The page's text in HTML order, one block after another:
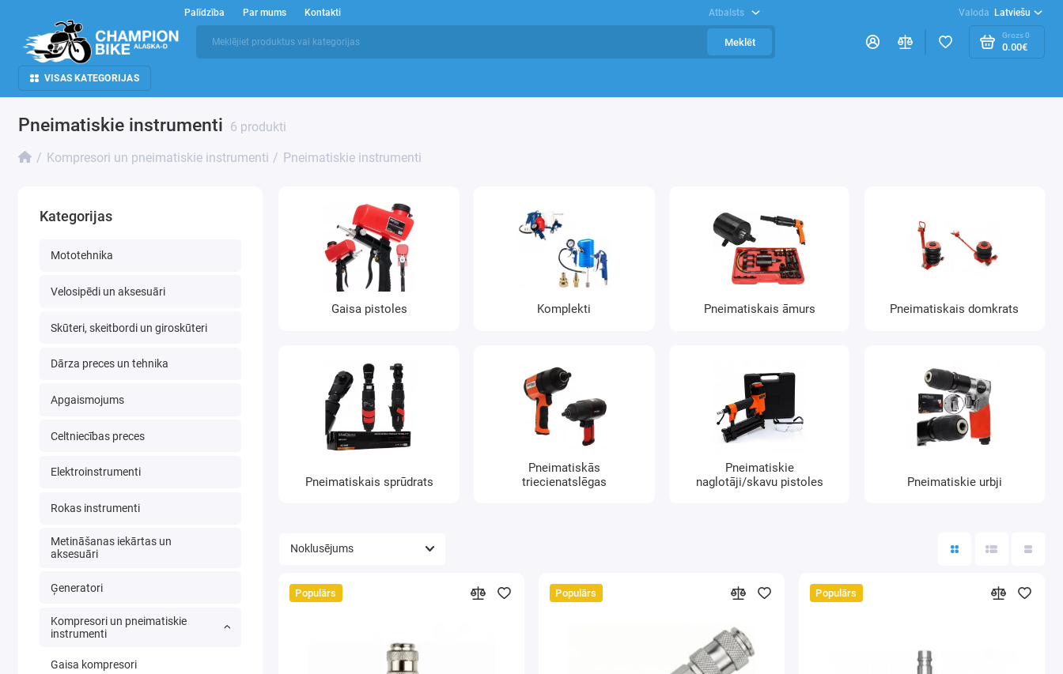
Palīdzība Par mums Kontakti Atbalsts Valoda Latviešu
Meklēt
Grozs0
0.00€
VISAS KATEGORIJAS
Pneimatiskie instrumenti 6 produkti
Kompresori un pneimatiskie instrumenti Pneimatiskie instrumenti
Kategorijas
Mototehnika
Velosipēdi un aksesuāri
Skūteri, skeitbordi un giroskūteri
Dārza preces un tehnika
Apgaismojums
Celtniecības preces
Elektroinstrumenti
Rokas instrumenti
Metināšanas iekārtas un
aksesuāri
Ģeneratori
Kompresori un pneimatiskie
instrumenti
Gaisa kompresori
Gaisa pistoles Komplekti Pneimatiskais āmurs Pneimatiskais domkrats
Pneimatiskais sprūdrats
Pneimatiskās
triecienatslēgas
Pneimatiskie
naglotāji/skavu pistoles
Pneimatiskie urbji
Populārs Populārs Populārs